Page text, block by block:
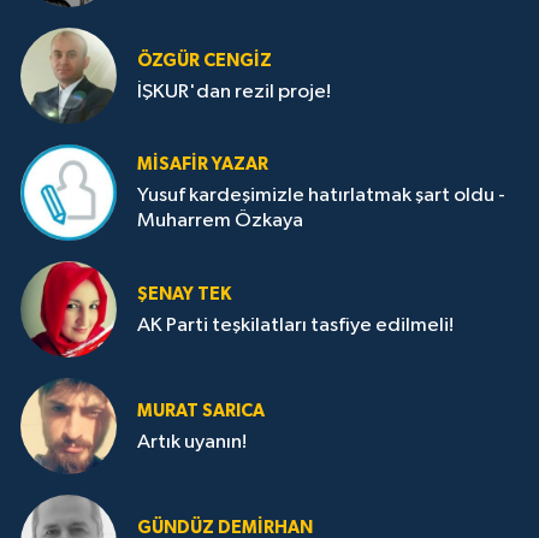
ÖZGÜR CENGIZ
İŞKUR'dan rezil proje!
MISAFIR YAZAR
Yusuf kardeşimizle hatırlatmak şart oldu -
Muharrem Özkaya
ŞENAY TEK
AK Parti teşkilatları tasfiye edilmeli!
MURAT SARICA
Artık uyanın!
GÜNDÜZ DEMIRHAN